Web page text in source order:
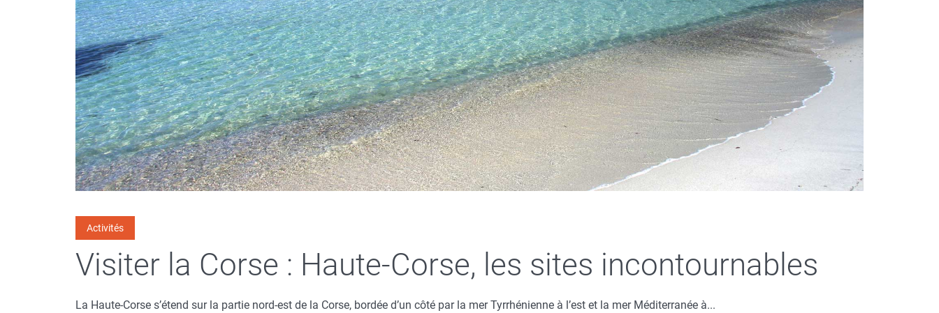
Activités
Visiter la Corse : Haute-Corse, les sites incontournables
La Haute-Corse s’étend sur la partie nord-est de la Corse, bordée d’un côté par la mer Tyrrhénienne à l’est et la mer Méditerranée à...